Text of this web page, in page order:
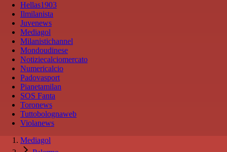
Hellas1903
Ilmilanista
Juvenews
Mediagol
Milanistichannel
Mondoudinese
Notiziecalciomercato
Numericalcio
Padovasport
Pianetamilan
SOS Fanta
Toronews
Tuttobolognaweb
Violanews
Mediagol